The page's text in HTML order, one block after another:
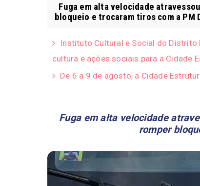
Fuga em alta velocidade
bloqueio e trocaram tiros com a PM
Instituto Cultural e Social do Distrito
cultura e ações sociais para a Cidade
De 6 a 9 de agosto, a Cidade
Fuga em alta velocidade
romper